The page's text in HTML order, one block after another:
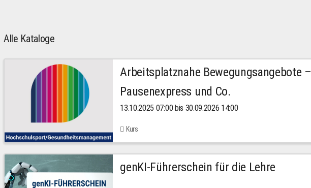
Alle Kataloge
Arbeitsplatznahe Bewegungsangebote –
Pausenexpress und Co.
13.10.2025 07:00 bis 30.09.2026 14:00
Kurs
genKI-Führerschein für die Lehre